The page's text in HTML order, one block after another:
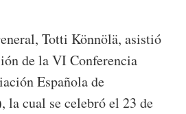
Totti Könnölä, asistió
de la VI Conferencia
Española de
la cual se celebró el 23 de